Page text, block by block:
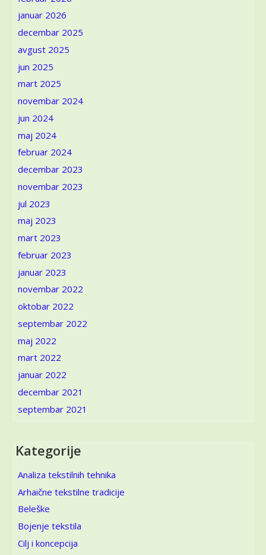
januar 2026
decembar 2025
avgust 2025
jun 2025
mart 2025
novembar 2024
jun 2024
maj 2024
februar 2024
decembar 2023
novembar 2023
jul 2023
maj 2023
mart 2023
februar 2023
januar 2023
novembar 2022
oktobar 2022
septembar 2022
maj 2022
mart 2022
januar 2022
decembar 2021
septembar 2021
Kategorije
Analiza tekstilnih tehnika
Arhaične tekstilne tradicije
Beleške
Bojenje tekstila
Cilj i koncepcija